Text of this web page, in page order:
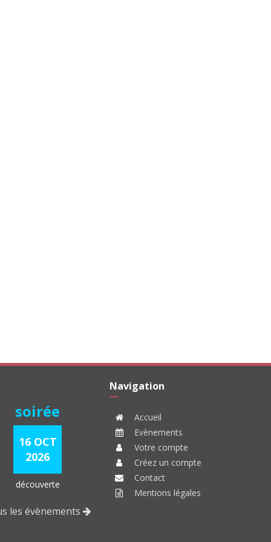
soirée
16 OCT
2026
découverte
les évènements
Navigation
Accueil
Evènements
Votre compte
Créez un compte
Contact
Mentions légales